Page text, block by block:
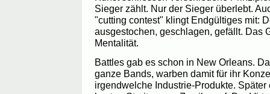
Sieger zählt. Nur der Sieger überlebt.
"cutting contest" klingt Endgültiges mit:
ausgestochen, geschlagen, gefällt. Das
Mentalität.
Battles gab es schon in New Orleans.
ganze Bands, warben damit für ihr
irgendwelche Industrie-Produkte.